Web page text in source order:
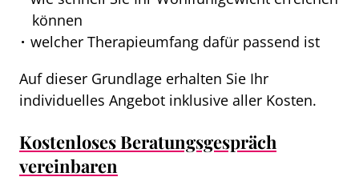
können
welcher Therapieumfang dafür passend ist
Auf dieser Grundlage erhalten Sie Ihr
individuelles Angebot inklusive aller Kosten.
Kostenloses Beratungsgespräch
vereinbaren